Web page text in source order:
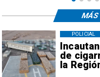
de
la
POLICIAL
MÁS